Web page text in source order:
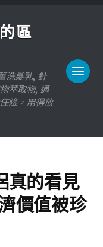
區
洗髮乳, 針
萃取物, 通
險，用得放
真的看見
價值被珍